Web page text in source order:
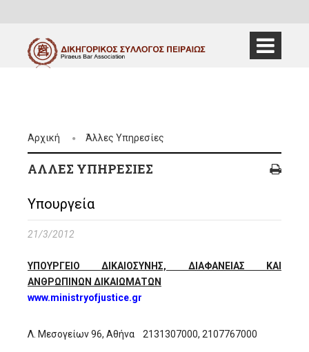
Αρχική Άλλες Υπηρεσίες
ΆΛΛΕΣ ΥΠΗΡΕΣΊΕΣ
Υπουργεία
21/3/2012
ΥΠΟΥΡΓΕΙΟ ΔΙΚΑΙΟΣΥΝΗΣ, ΔΙΑΦΑΝΕΙΑΣ ΚΑΙ
ΑΝΘΡΩΠΙΝΩΝ ΔΙΚΑΙΩΜΑΤΩΝ
www.ministryofjustice.gr
Λ. Μεσογείων 96, Αθήνα 2131307000, 2107767000